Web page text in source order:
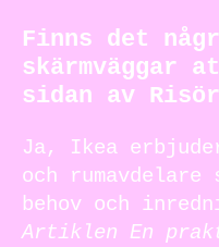
Finns det
skärmväggar
sidan av
Ja, Ikea
och rumavdelare
behov och
Artiklen En